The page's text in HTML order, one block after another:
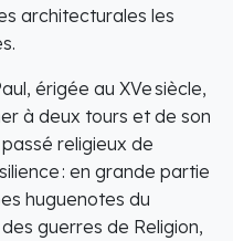
architecturales les
érigée au XVe siècle,
à deux tours et de son
religieux de
: en grande partie
huguenotes du
guerres de Religion,